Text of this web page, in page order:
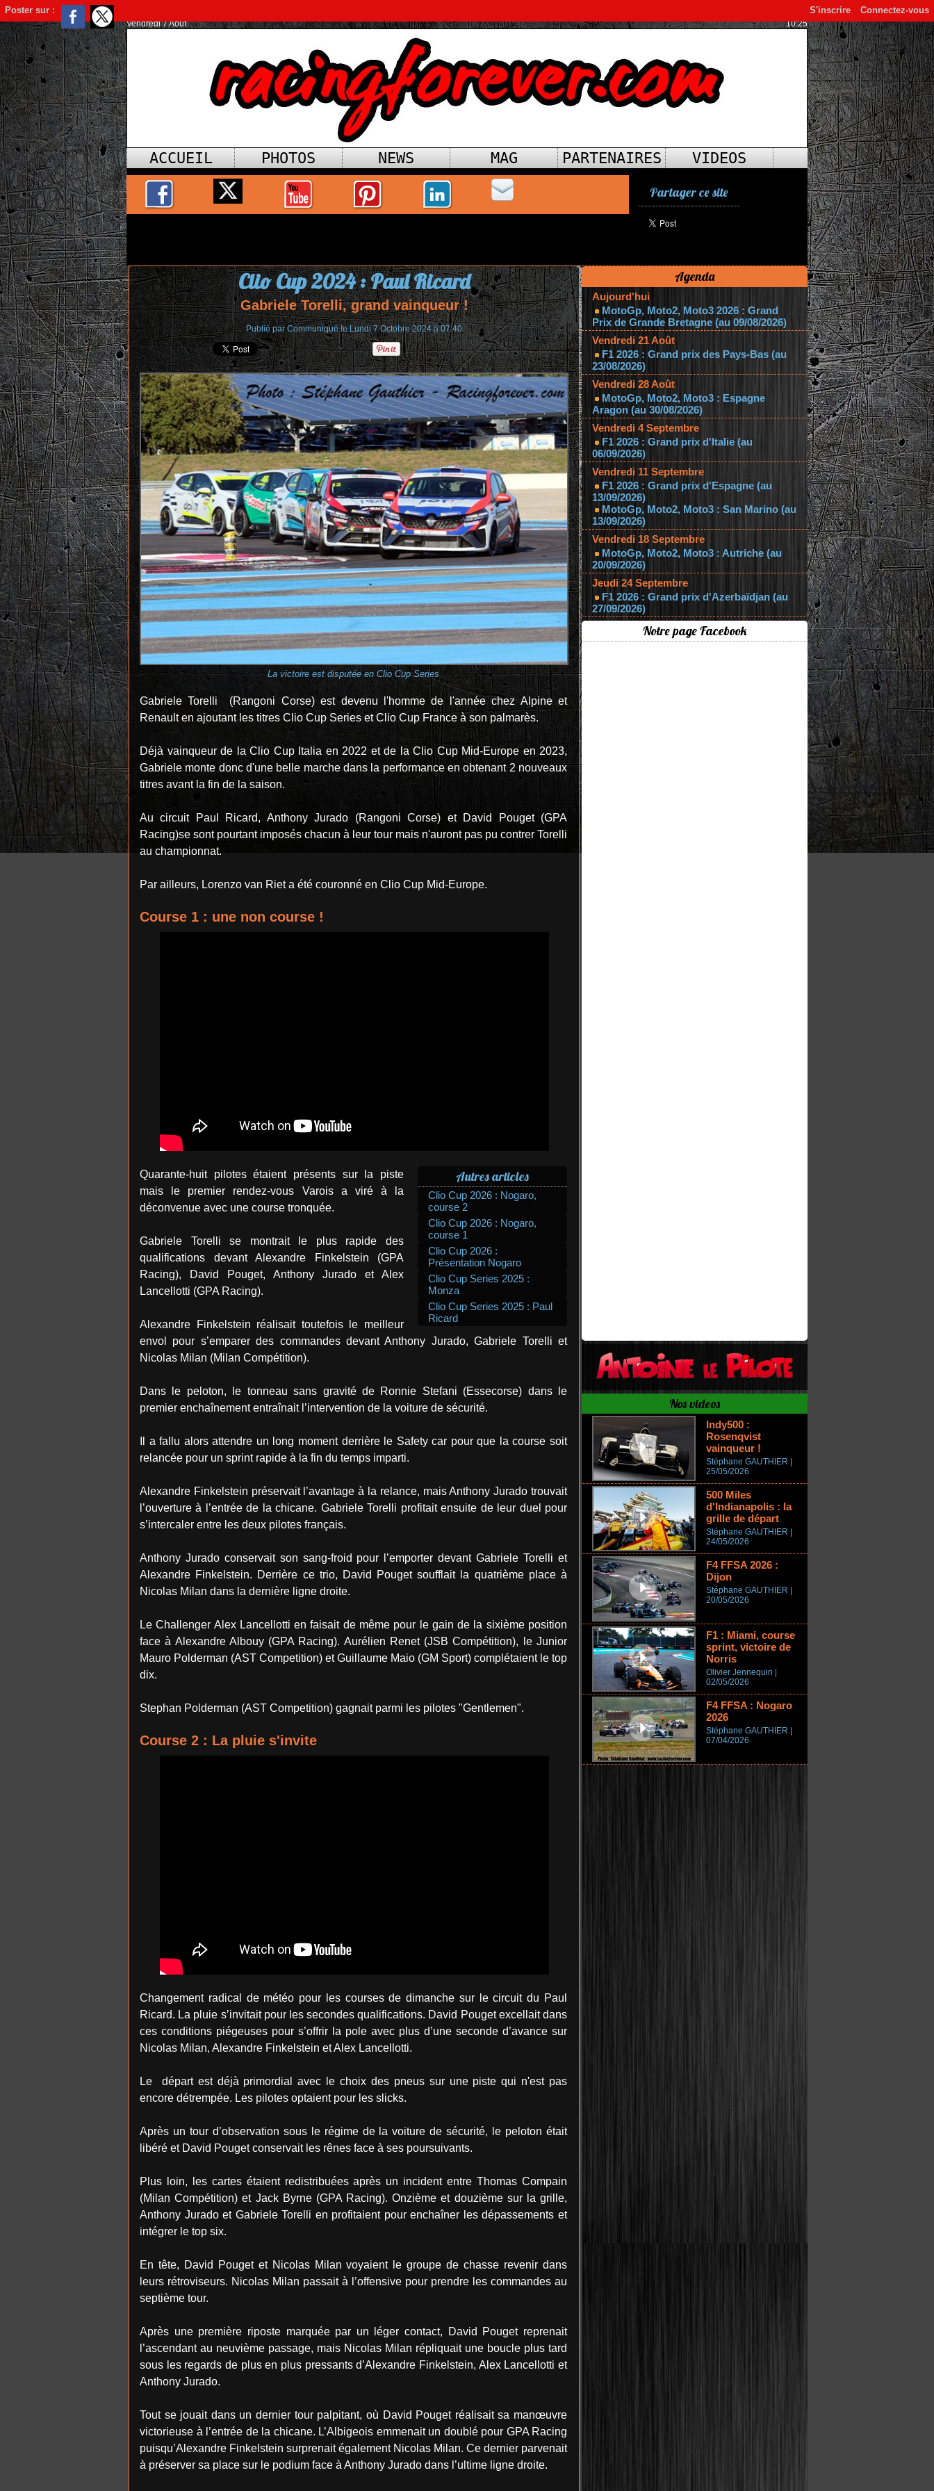
Poster sur : Connectez-vous
S'inscrire
Vendredi 7 Août 10:25
ACCUEIL PHOTOS NEWS MAG PARTENAIRES VIDEOS
Partager ce site
Clio Cup 2024 : Paul Ricard
Gabriele Torelli, grand vainqueur !
Publié par Communiqué le Lundi 7 Octobre 2024 à 07:40
La victoire est disputée en Clio Cup Series
Gabriele Torelli (Rangoni Corse) est devenu l'homme de l'année chez Alpine et
Renault en ajoutant les titres Clio Cup Series et Clio Cup France à son palmarès.
Déjà vainqueur de la Clio Cup Italia en 2022 et de la Clio Cup Mid-Europe en 2023,
Gabriele monte donc d'une belle marche dans la performance en obtenant 2 nouveaux
titres avant la fin de la saison.
Au circuit Paul Ricard, Anthony Jurado (Rangoni Corse) et David Pouget (GPA
Racing)se sont pourtant imposés chacun à leur tour mais n'auront pas pu contrer Torelli
au championnat.
Par ailleurs, Lorenzo van Riet a été couronné en Clio Cup Mid-Europe.
Course 1 : une non course !
Autres articles
Clio Cup 2026 : Nogaro,
course 2
Clio Cup 2026 : Nogaro,
course 1
Clio Cup 2026 :
Présentation Nogaro
Clio Cup Series 2025 :
Monza
Clio Cup Series 2025 : Paul
Ricard
Quarante-huit pilotes étaient présents sur la piste
mais le premier rendez-vous Varois a viré à la
déconvenue avec une course tronquée.
Gabriele Torelli se montrait le plus rapide des
qualifications devant Alexandre Finkelstein (GPA
Racing), David Pouget, Anthony Jurado et Alex
Lancellotti (GPA Racing).
Alexandre Finkelstein réalisait toutefois le meilleur
envol pour s’emparer des commandes devant Anthony Jurado, Gabriele Torelli et
Nicolas Milan (Milan Compétition).
Dans le peloton, le tonneau sans gravité de Ronnie Stefani (Essecorse) dans le
premier enchaînement entraînait l’intervention de la voiture de sécurité.
Il a fallu alors attendre un long moment derrière le Safety car pour que la course soit
relancée pour un sprint rapide à la fin du temps imparti.
Alexandre Finkelstein préservait l’avantage à la relance, mais Anthony Jurado trouvait
l’ouverture à l’entrée de la chicane. Gabriele Torelli profitait ensuite de leur duel pour
s’intercaler entre les deux pilotes français.
Anthony Jurado conservait son sang-froid pour l’emporter devant Gabriele Torelli et
Alexandre Finkelstein. Derrière ce trio, David Pouget soufflait la quatrième place à
Nicolas Milan dans la dernière ligne droite.
Le Challenger Alex Lancellotti en faisait de même pour le gain de la sixième position
face à Alexandre Albouy (GPA Racing). Aurélien Renet (JSB Compétition), le Junior
Mauro Polderman (AST Competition) et Guillaume Maio (GM Sport) complétaient le top
dix.
Stephan Polderman (AST Competition) gagnait parmi les pilotes "Gentlemen".
Course 2 : La pluie s'invite
Changement radical de météo pour les courses de dimanche sur le circuit du Paul
Ricard. La pluie s’invitait pour les secondes qualifications. David Pouget excellait dans
ces conditions piégeuses pour s’offrir la pole avec plus d’une seconde d’avance sur
Nicolas Milan, Alexandre Finkelstein et Alex Lancellotti.
Le départ est déjà primordial avec le choix des pneus sur une piste qui n'est pas
encore détrempée. Les pilotes optaient pour les slicks.
Après un tour d’observation sous le régime de la voiture de sécurité, le peloton était
libéré et David Pouget conservait les rênes face à ses poursuivants.
Plus loin, les cartes étaient redistribuées après un incident entre Thomas Compain
(Milan Compétition) et Jack Byrne (GPA Racing). Onzième et douzième sur la grille,
Anthony Jurado et Gabriele Torelli en profitaient pour enchaîner les dépassements et
intégrer le top six.
En tête, David Pouget et Nicolas Milan voyaient le groupe de chasse revenir dans
leurs rétroviseurs. Nicolas Milan passait à l’offensive pour prendre les commandes au
septième tour.
Après une première riposte marquée par un léger contact, David Pouget reprenait
l’ascendant au neuvième passage, mais Nicolas Milan répliquait une boucle plus tard
sous les regards de plus en plus pressants d’Alexandre Finkelstein, Alex Lancellotti et
Anthony Jurado.
Tout se jouait dans un dernier tour palpitant, où David Pouget réalisait sa manœuvre
victorieuse à l’entrée de la chicane. L’Albigeois emmenait un doublé pour GPA Racing
puisqu’Alexandre Finkelstein surprenait également Nicolas Milan. Ce dernier parvenait
à préserver sa place sur le podium face à Anthony Jurado dans l’ultime ligne droite.
Agenda
Aujourd'hui
MotoGp, Moto2, Moto3 2026 : Grand
Prix de Grande Bretagne (au 09/08/2026)
Vendredi 21 Août
F1 2026 : Grand prix des Pays-Bas (au
23/08/2026)
Vendredi 28 Août
MotoGp, Moto2, Moto3 : Espagne
Aragon (au 30/08/2026)
Vendredi 4 Septembre
F1 2026 : Grand prix d'Italie (au
06/09/2026)
Vendredi 11 Septembre
F1 2026 : Grand prix d'Espagne (au
13/09/2026)
MotoGp, Moto2, Moto3 : San Marino (au
13/09/2026)
Vendredi 18 Septembre
MotoGp, Moto2, Moto3 : Autriche (au
20/09/2026)
Jeudi 24 Septembre
F1 2026 : Grand prix d'Azerbaïdjan (au
27/09/2026)
Notre page Facebook
Nos videos
Indy500 :
Rosenqvist
vainqueur !
Stéphane GAUTHIER |
25/05/2026
500 Miles
d'Indianapolis : la
grille de départ
Stéphane GAUTHIER |
24/05/2026
F4 FFSA 2026 :
Dijon
Stéphane GAUTHIER |
20/05/2026
F1 : Miami, course
sprint, victoire de
Norris
Olivier Jennequin |
02/05/2026
F4 FFSA : Nogaro
2026
Stéphane GAUTHIER |
07/04/2026